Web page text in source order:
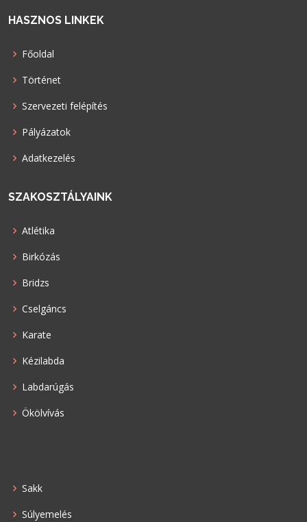
HASZNOS LINKEK
Főoldal
Történet
Szervezeti felépítés
Pályázatok
Adatkezelés
SZAKOSZTÁLYAINK
Atlétika
Birkózás
Bridzs
Cselgáncs
Karate
Kézilabda
Labdarúgás
Ökölvívás
Sakk
Súlyemelés